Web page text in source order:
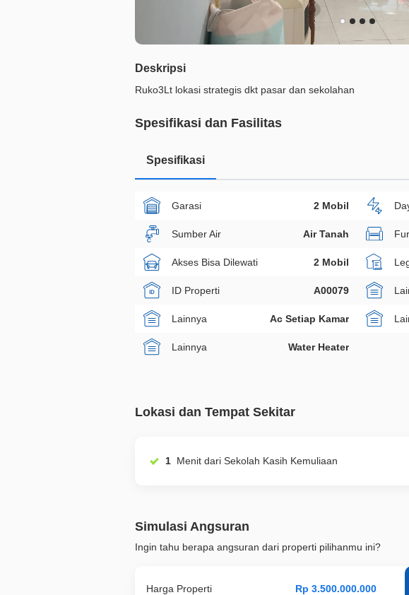
Deskripsi
Ruko3Lt lokasi strategis dkt pasar dan sekolahan
Spesifikasi dan Fasilitas
Spesifikasi
Garasi 2 Mobil
Sumber Air Air Tanah
Akses Bisa Dilewati 2 Mobil
ID Properti A00079
Lainnya Ac Setiap Kamar
Lainnya Water Heater
Lokasi dan Tempat Sekitar
1 Menit dari Sekolah Kasih Kemuliaan
Simulasi Angsuran
Ingin tahu berapa angsuran dari properti pilihanmu ini?
Harga Properti